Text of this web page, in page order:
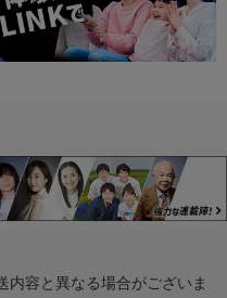
内容と異なる場合がございま